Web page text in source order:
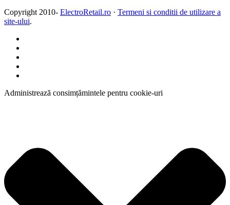
Copyright 2010- ElectroRetail.ro · Termeni si conditii de utilizare a
site-ului.
Administrează consimțămintele pentru cookie-uri